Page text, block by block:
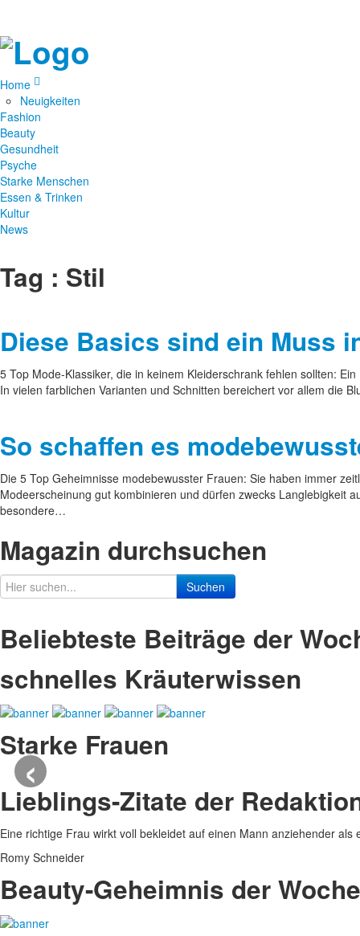
Home
Neuigkeiten
Fashion
Beauty
Gesundheit
Psyche
Starke Menschen
Essen & Trinken
Kultur
News
Tag : Stil
Diese Basics sind ein Muss
5 Top Mode-Klassiker, die in keinem Kleiderschrank fehlen sollten:
In vielen farblichen Varianten und Schnitten bereichert vor allem die
So schaffen es
Die 5 Top Geheimnisse modebewusster Frauen: Sie haben immer
Modeerscheinung gut kombinieren und dürfen zwecks Langlebigkeit
besondere…
Magazin durchsuchen
Suchen
Beliebteste Beiträge der
schnelles Kräuterwissen
Starke Frauen
‹
Lieblings-Zitate der
Eine richtige Frau wirkt voll bekleidet auf einen Mann anziehender als
Romy Schneider
Beauty-Geheimnis der Woche